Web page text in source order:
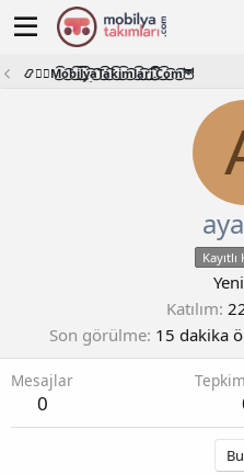
📿🧙‍♂️M͜͡o͜͡b͜͡i͜͡l͜͡y͜͡a͜͡T͜͡a͜͡k͜͡i͜͡m͜͡l͜͡a͜͡r͜͡i͜͡.͜͡C͜͡o͜͡m͜͡🦉
Kayıtlı
Katılım
Son görülme 15 dakika
Mesajlar
0